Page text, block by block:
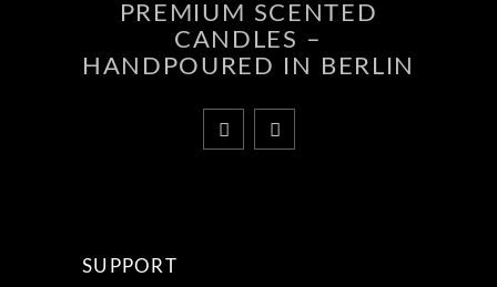
PREMIUM SCENTED
CANDLES –
HANDPOURED IN BERLIN
SUPPORT